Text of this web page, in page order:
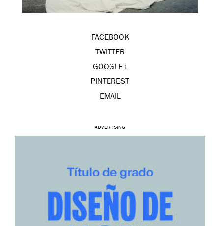
FACEBOOK
TWITTER
GOOGLE+
PINTEREST
EMAIL
ADVERTISING